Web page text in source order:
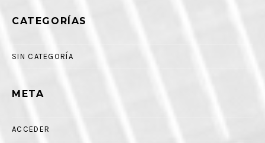
CATEGORÍAS
SIN CATEGORÍA
META
ACCEDER